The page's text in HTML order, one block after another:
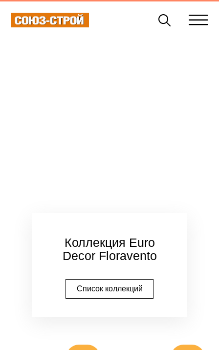
Коллекция Euro
Decor Floravento
Список коллекций